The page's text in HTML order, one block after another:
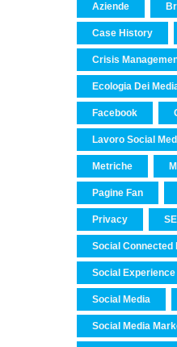
Aziende
Case History
Crisis
Ecologia Dei
Facebook
Lavoro Social
Metriche
Pagine Fan
Privacy
Social Connected
Social Experience
Social Media
Social Media